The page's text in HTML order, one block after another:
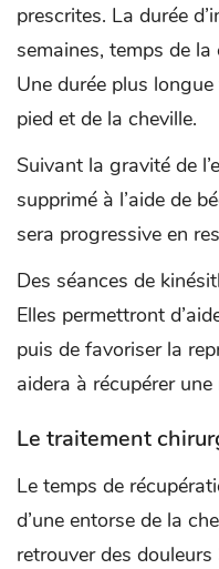
prescrites. La durée
semaines, temps de
Une durée plus
pied et de la cheville.
Suivant la gravité de
supprimé à l’aide de
sera progressive en
Des séances de
Elles permettront
puis de favoriser la
aidera à récupérer
Le traitement
Le temps de
d’une entorse de la
retrouver des douleurs